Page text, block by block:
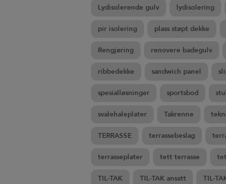
Lydisolerende gulv lydisolering
pir isolering plass støpt dekke
Rengjøring renovere badegulv
ribbedekke sandwich panel
spesialløsninger sportsbod
svalehaleplater Takrenne
TERRASSE terrassebeslag
terrasseplater tett terrasse
TIL-TAK TIL-TAK ansatt TIL-